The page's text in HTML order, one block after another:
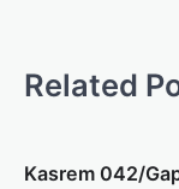
Related
Kasrem 042/